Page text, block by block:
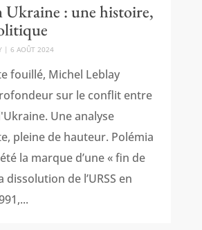
Ukraine : une histoire,
| 6 AOÛT 2024
fouillé, Michel Leblay
sur le conflit entre
Une analyse
pleine de hauteur. Polémia
la marque d’une « fin de
dissolution de l’URSS en